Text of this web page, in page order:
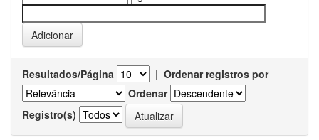
Resultados/Página | Ordenar registros por
Ordenar
Registro(s)